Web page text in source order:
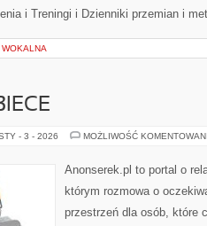
i Treningi i Dzienniki przemian i
- 3 - 2026 MOŻLIWOŚĆ
Anonserek.pl to portal o
którym rozmowa o
przestrzeń dla osób, które